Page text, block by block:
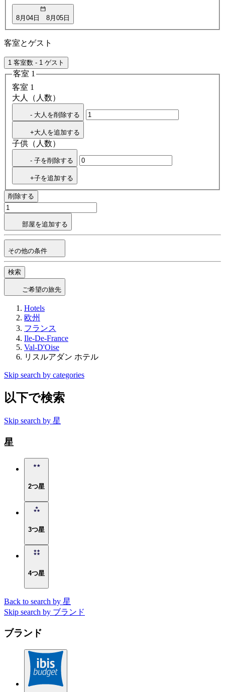
8月04日 8月05日
客室とゲスト
1 客室数 - 1 ゲスト
客室 1
客室 1
大人（人数）
- 大人を削除する
+大人を追加する
子供（人数）
- 子を削除する
+子を追加する
削除する
部屋を追加する
その他の条件
検索
ご希望の旅先
Hotels
欧州
フランス
Ile-De-France
Val-D'Oise
リスルアダン ホテル
Skip search by categories
以下で検索
Skip search by 星
星
2つ星
3つ星
4つ星
Back to search by 星
Skip search by ブランド
ブランド